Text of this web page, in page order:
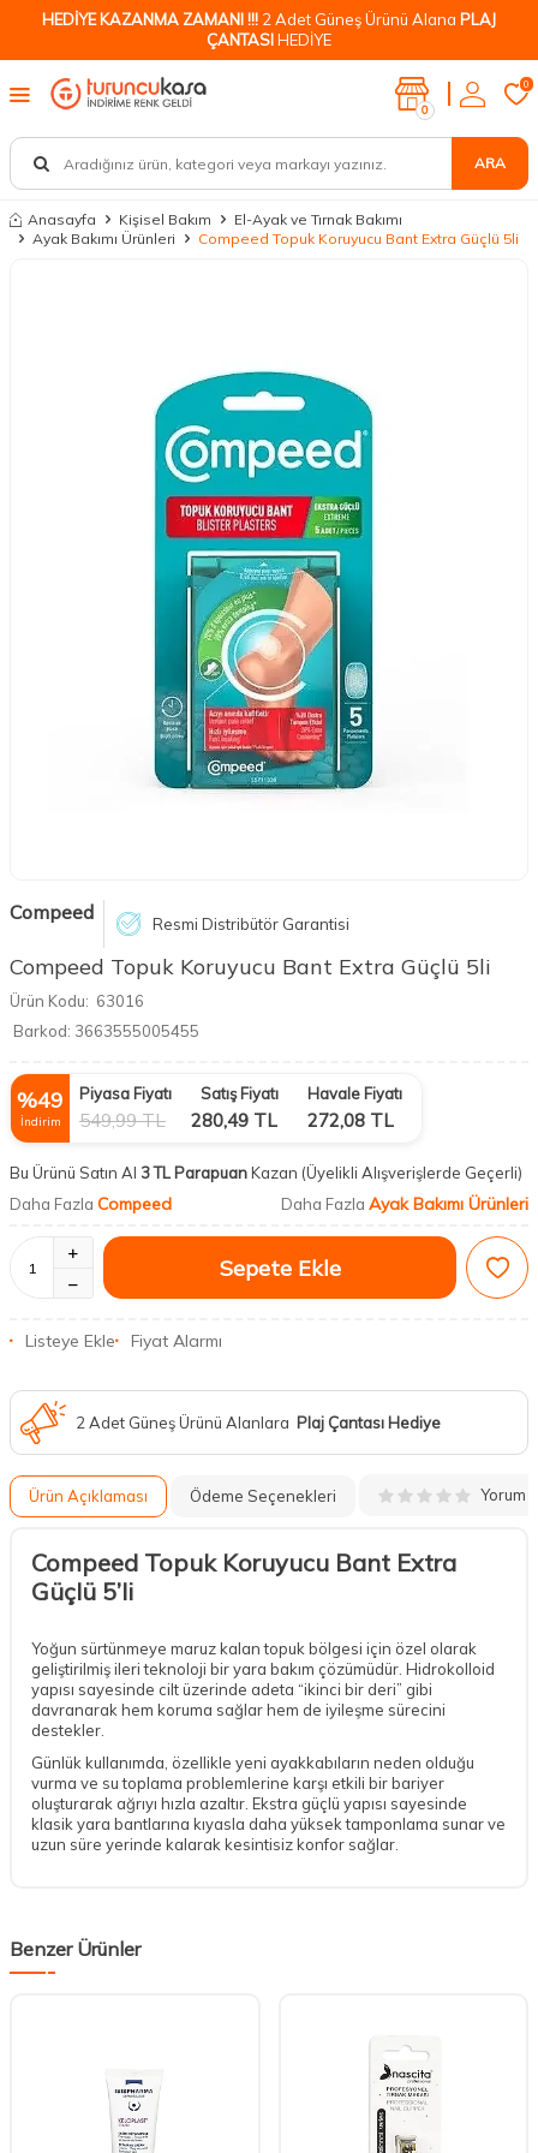
HEDİYE KAZANMA ZAMANI !!! 2 Adet Güneş Ürünü Alana PLAJ
ÇANTASIHEDİYE
ARA
0
0
Anasayfa Kişisel Bakım
El-Ayak ve Tırnak Bakımı
Ayak Bakımı Ürünleri
Compeed Topuk Koruyucu Bant Extra Güçlü 5li
Compeed Resmi Distribütör Garantisi
Compeed Topuk Koruyucu Bant Extra Güçlü 5li
Ürün Kodu: 63016
Barkod: 3663555005455
%49
İndirim
Piyasa Fiyatı
549,99TL
Satış Fiyatı
280,49 TL
Havale Fiyatı
272,08 TL
Bu Ürünü Satın Al 3 TL ParapuanKazan (Üyelikli Alışverişlerde Geçerli)
Daha Fazla Compeed Daha Fazla Ayak Bakımı Ürünleri
Sepete Ekle
Listeye Ekle Fiyat Alarmı
2 Adet Güneş Ürünü Alanlara Plaj Çantası Hediye
Ürün Açıklaması Ödeme Seçenekleri Yorum
Compeed Topuk Koruyucu Bant Extra
Güçlü 5’li
Yoğun sürtünmeye maruz kalan topuk bölgesi için özel olarak
geliştirilmiş ileri teknoloji bir yara bakım çözümüdür. Hidrokolloid
yapısı sayesinde cilt üzerinde adeta “ikinci bir deri” gibi
davranarak hem koruma sağlar hem de iyileşme sürecini
destekler.
Günlük kullanımda, özellikle yeni ayakkabıların neden olduğu
vurma ve su toplama problemlerine karşı etkili bir bariyer
oluşturarak ağrıyı hızla azaltır. Ekstra güçlü yapısı sayesinde
klasik yara bantlarına kıyasla daha yüksek tamponlama sunar ve
uzun süre yerinde kalarak kesintisiz konfor sağlar.
Benzer Ürünler